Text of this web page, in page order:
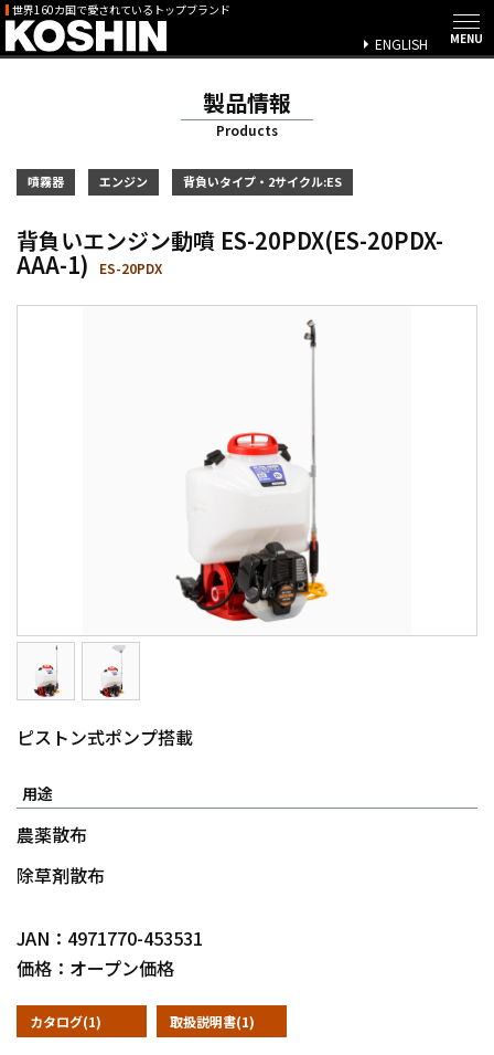
世界160カ国で愛されているトップブランド
ENGLISH
製品情報
Products
噴霧器 エンジン 背負いタイプ・2サイクル:ES
背負いエンジン動噴 ES-20PDX(ES-20PDX-
AAA-1) ES-20PDX
ピストン式ポンプ搭載
用途
農薬散布
除草剤散布
JAN：4971770-453531
価格：オープン価格
カタログ(1) 取扱説明書(1)